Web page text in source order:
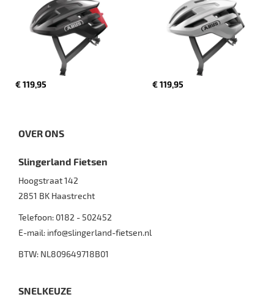
€ 119,95 € 119,95
OVER ONS
Slingerland Fietsen
Hoogstraat 142
2851 BK Haastrecht
Telefoon: 0182 - 502452
E-mail: info@slingerland-fietsen.nl
BTW: NL809649718B01
SNELKEUZE